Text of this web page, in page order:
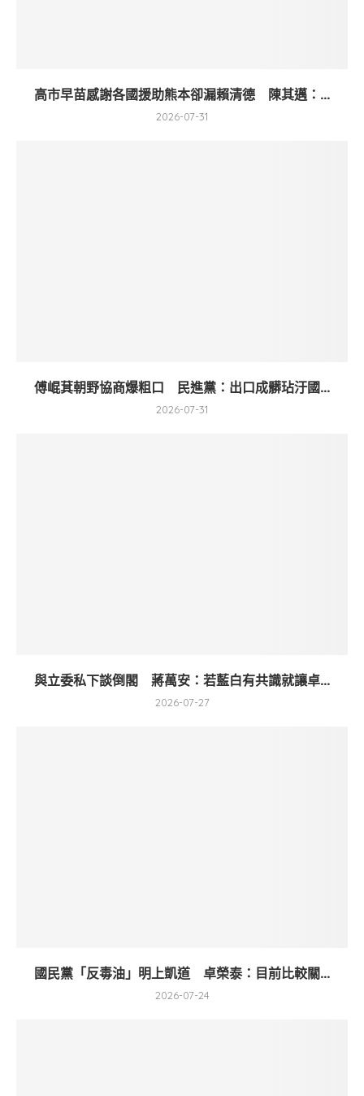
高市早苗感謝各國援助熊本卻漏賴清德 陳其邁：...
2026-07-31
傅崐萁朝野協商爆粗口 民進黨：出口成髒玷汙國...
2026-07-31
與立委私下談倒閣 蔣萬安：若藍白有共識就讓卓...
2026-07-27
國民黨「反毒油」明上凱道 卓榮泰：目前比較關...
2026-07-24